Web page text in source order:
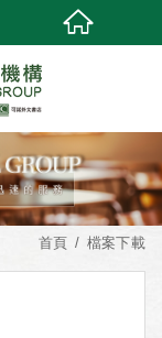
首頁 檔案下載